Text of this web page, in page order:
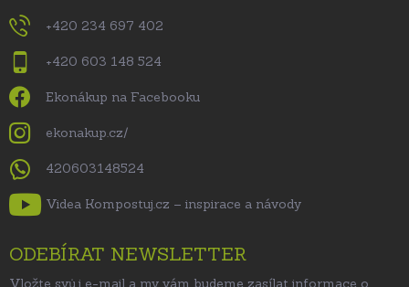
+420 234 697 402
+420 603 148 524
Ekonákup na Facebooku
ekonakup.cz/
420603148524
Videa Kompostuj.cz – inspirace a návody
ODEBÍRAT NEWSLETTER
Vložte svůj e-mail a my vám budeme zasílat informace o